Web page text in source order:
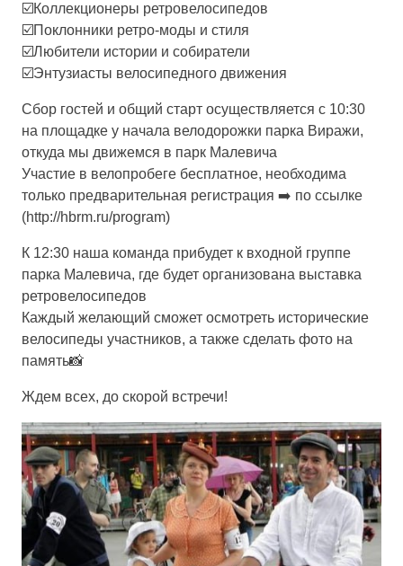
☑️Коллекционеры ретровелосипедов
☑️Поклонники ретро-моды и стиля
☑️Любители истории и собиратели
☑️Энтузиасты велосипедного движения
Сбор гостей и общий старт осуществляется с 10:30
на площадке у начала велодорожки парка Виражи,
откуда мы движемся в парк Малевича
Участие в велопробеге бесплатное, необходима
только предварительная регистрация ➡️ по ссылке
(http://hbrm.ru/program)
К 12:30 наша команда прибудет к входной группе
парка Малевича, где будет организована выставка
ретровелосипедов
Каждый желающий сможет осмотреть исторические
велосипеды участников, а также сделать фото на
память📸
Ждем всех, до скорой встречи!